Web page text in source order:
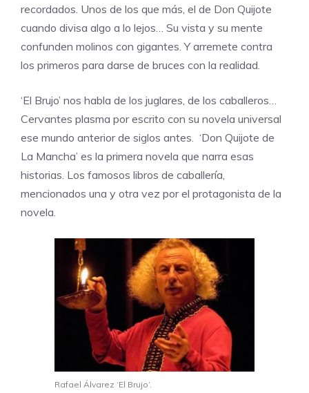
recordados. Unos de los que más, el de Don Quijote
cuando divisa algo a lo lejos… Su vista y su mente
confunden molinos con gigantes. Y arremete contra
los primeros para darse de bruces con la realidad.
‘El Brujo’ nos habla de los juglares, de los caballeros…
Cervantes plasma por escrito con su novela universal
ese mundo anterior de siglos antes. ‘Don Quijote de
La Mancha’ es la primera novela que narra esas
historias. Los famosos libros de caballería,
mencionados una y otra vez por el protagonista de la
novela.
Rafael Álvarez ‘El Brujo’.